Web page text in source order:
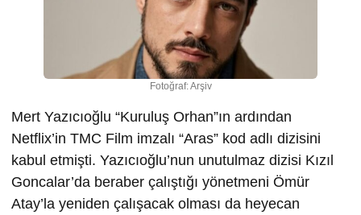
Fotoğraf: Arşiv
Mert Yazıcıoğlu “Kuruluş Orhan”ın ardından
Netflix’in TMC Film imzalı “Aras” kod adlı dizisini
kabul etmişti. Yazıcıoğlu’nun unutulmaz dizisi Kızıl
Goncalar’da beraber çalıştığı yönetmeni Ömür
Atay’la yeniden çalışacak olması da heyecan